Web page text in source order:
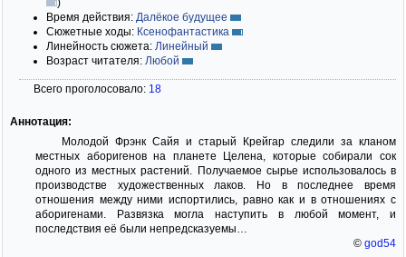
Время действия: Далёкое будущее
Сюжетные ходы: Ксенофантастика
Линейность сюжета: Линейный
Возраст читателя: Любой
Всего проголосовало: 18
Аннотация:
Молодой Фрэнк Сайя и старый Крейгар следили за кланом
местных аборигенов на планете Целена, которые собирали сок
одного из местных растений. Получаемое сырье использовалось в
производстве художественных лаков. Но в последнее время
отношения между ними испортились, равно как и в отношениях с
аборигенами. Развязка могла наступить в любой момент, и
последствия её были непредсказуемы…
© god54